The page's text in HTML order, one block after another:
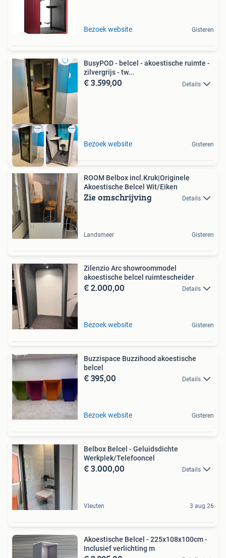
Bezoek website Gisteren
BusyPOD - belcel - akoestische ruimte -
zilvergrijs - tw...
€ 3.599,00 Details
Bezoek website Gisteren
ROOM Belbox incl.Kruk|Originele
Akoestische Belcel Wit/Eiken
Zie omschrijving Details
Landsmeer Gisteren
Zilenzio Arc showroommodel
akoestische belcel ruimtescheider
€ 2.000,00 Details
Bezoek website Gisteren
Buzzispace Buzzihood akoestische
belcel
€ 395,00 Details
Bezoek website Gisteren
Belbox Belcel - Geluidsdichte
Werkplek/Telefooncel
€ 3.000,00 Details
Vleuten 3 aug 26
Akoestische Belcel - 225x108x100cm -
Inclusief verlichting m